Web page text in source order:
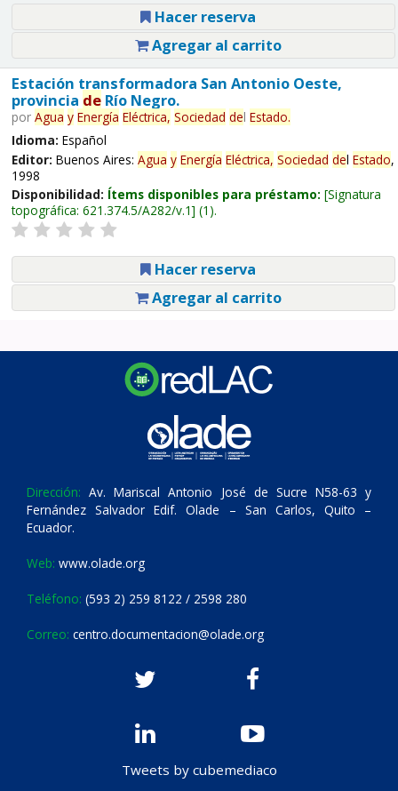
Hacer reserva
Agregar al carrito
Estación transformadora San Antonio Oeste,
provincia deRío Negro.
por Agua y Energía Eléctrica, Sociedad del Estado.
Idioma: Español
Editor: Buenos Aires: Agua y Energía Eléctrica, Sociedad del Estado,
1998
Disponibilidad: Ítems disponibles para préstamo: Signatura
topográfica: 621.374.5/A282/v.1 (1).
Hacer reserva
Agregar al carrito
Dirección: Av. Mariscal Antonio José de Sucre N58-63 y
Fernández Salvador Edif. Olade – San Carlos, Quito –
Ecuador.
Web: www.olade.org
Teléfono: (593 2) 259 8122 / 2598 280
Correo: centro.documentacion@olade.org
Tweets by cubemediaco